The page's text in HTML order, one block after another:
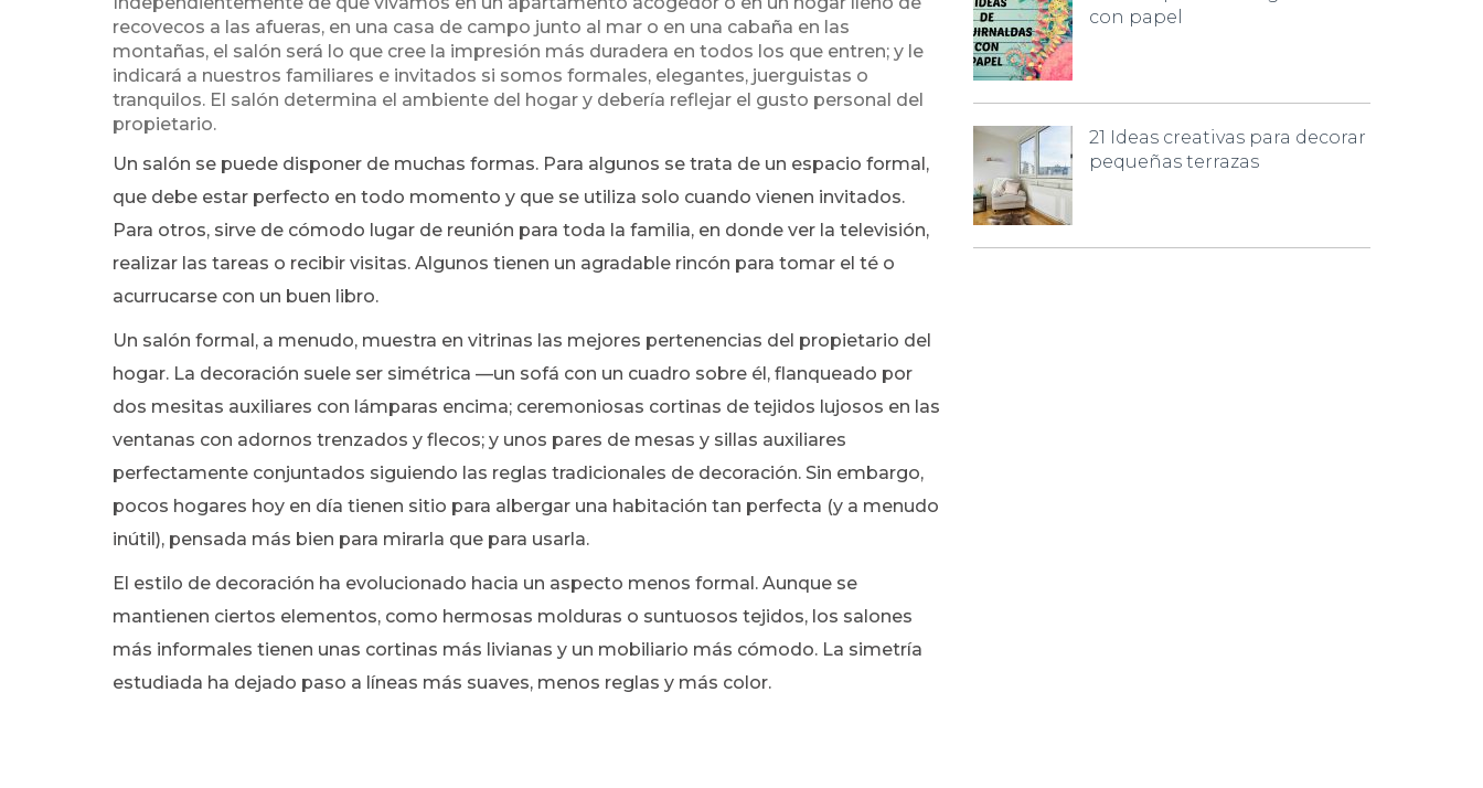
recovecos a las afueras, en una casa de campo junto al mar o en una cabaña en las
montañas, el salón será lo que cree la impresión más duradera en todos los que entren; y le
indicará a nuestros familiares e invitados si somos formales, elegantes, juerguistas o
tranquilos. El salón determina el ambiente del hogar y debería reflejar el gusto personal del
propietario.
Un salón se puede disponer de muchas formas. Para algunos se trata de un espacio formal,
que debe estar perfecto en todo momento y que se utiliza solo cuando vienen invitados.
Para otros, sirve de cómodo lugar de reunión para toda la familia, en donde ver la televisión,
realizar las tareas o recibir visitas. Algunos tienen un agradable rincón para tomar el té o
acurrucarse con un buen libro.
Un salón formal, a menudo, muestra en vitrinas las mejores pertenencias del propietario del
hogar. La decoración suele ser simétrica —un sofá con un cuadro sobre él, flanqueado por
dos mesitas auxiliares con lámparas encima; ceremoniosas cortinas de tejidos lujosos en las
ventanas con adornos trenzados y flecos; y unos pares de mesas y sillas auxiliares
perfectamente conjuntados siguiendo las reglas tradicionales de decoración. Sin embargo,
pocos hogares hoy en día tienen sitio para albergar una habitación tan perfecta (y a menudo
inútil), pensada más bien para mirarla que para usarla.
El estilo de decoración ha evolucionado hacia un aspecto menos formal. Aunque se
mantienen ciertos elementos, como hermosas molduras o suntuosos tejidos, los salones
más informales tienen unas cortinas más livianas y un mobiliario más cómodo. La simetría
estudiada ha dejado paso a líneas más suaves, menos reglas y más color.
con papel
21 Ideas creativas para decorar
pequeñas terrazas